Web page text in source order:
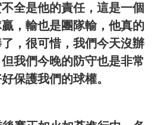
全是他的責任，這是一個
，輸也是團隊輸，他真的
，很可惜，我們今天沒辦
我們今晚的防守也是非常
保護我們的球權。